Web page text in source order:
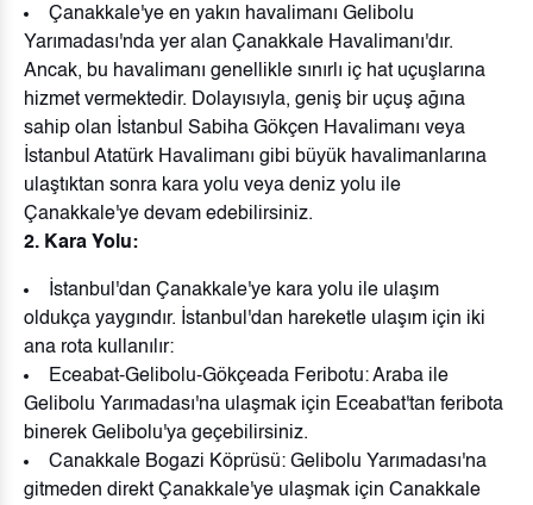
Çanakkale'ye en yakın havalimanı Gelibolu
Yarımadası'nda yer alan Çanakkale Havalimanı'dır.
Ancak, bu havalimanı genellikle sınırlı iç hat uçuşlarına
hizmet vermektedir. Dolayısıyla, geniş bir uçuş ağına
sahip olan İstanbul Sabiha Gökçen Havalimanı veya
İstanbul Atatürk Havalimanı gibi büyük havalimanlarına
ulaştıktan sonra kara yolu veya deniz yolu ile
Çanakkale'ye devam edebilirsiniz.
2. Kara Yolu:
İstanbul'dan Çanakkale'ye kara yolu ile ulaşım
oldukça yaygındır. İstanbul'dan hareketle ulaşım için iki
ana rota kullanılır:
Eceabat-Gelibolu-Gökçeada Feribotu: Araba ile
Gelibolu Yarımadası'na ulaşmak için Eceabat'tan feribota
binerek Gelibolu'ya geçebilirsiniz.
Canakkale Bogazi Köprüsü: Gelibolu Yarımadası'na
gitmeden direkt Çanakkale'ye ulaşmak için Canakkale